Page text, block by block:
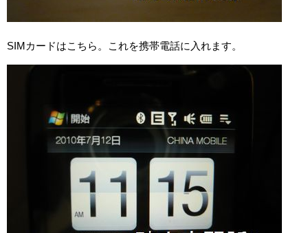
SIMカードはこちら。これを携帯電話に入れます。